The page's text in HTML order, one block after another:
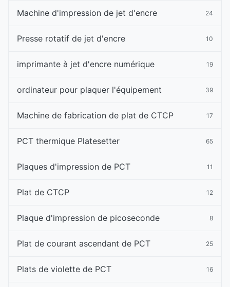
Machine d'impression de jet d'encre 24
Presse rotatif de jet d'encre 10
imprimante à jet d'encre numérique 19
ordinateur pour plaquer l'équipement 39
Machine de fabrication de plat de CTCP 17
PCT thermique Platesetter 65
Plaques d'impression de PCT 11
Plat de CTCP 12
Plaque d'impression de picoseconde 8
Plat de courant ascendant de PCT 25
Plats de violette de PCT 16